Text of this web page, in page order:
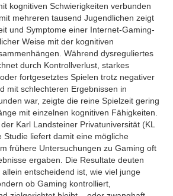
kognitiven Schwierigkeiten verbunden
mehreren tausend Jugendlichen zeigt
und Symptome einer Internet-Gaming-
Weise mit der kognitiven
Während dysreguliertes
durch Kontrollverlust, starkes
fortgesetztes Spielen trotz negativer
mit schlechteren Ergebnissen in
war, zeigte die reine Spielzeit gering
mit einzelnen kognitiven Fähigkeiten.
Karl Landsteiner Privatuniversität (KL
Studie liefert damit eine mögliche
frühere Untersuchungen zu Gaming oft
ergaben. Die Resultate deuten
entscheidend ist, wie viel junge
ob Gaming kontrolliert,